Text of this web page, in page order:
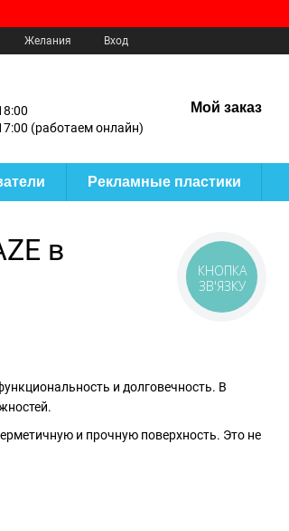
Желания Вход
(работаем онлайн)
Мой заказ
Рекламные пластики
в
и долговечность. В
и прочную поверхность. Это не
КНОПКА
ЗВ'ЯЗКУ